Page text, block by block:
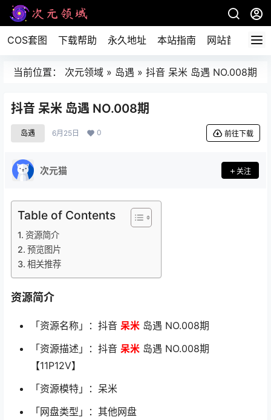
COS套图 下载帮助 永久地址 本站指南 网站首页
当前位置： 次元领域 » 岛遇 » 抖音 呆米 岛遇 NO.008期
抖音 呆米 岛遇 NO.008期
岛遇 6月25日 0 前往下载
次元猫 关注
Table of Contents
资源简介
预览图片
相关推荐
资源简介
「资源名称」：抖音 呆米 岛遇 NO.008期
「资源描述」：抖音 呆米 岛遇 NO.008期
【11P12V】
「资源模特」：呆米
「网盘类型」：其他网盘